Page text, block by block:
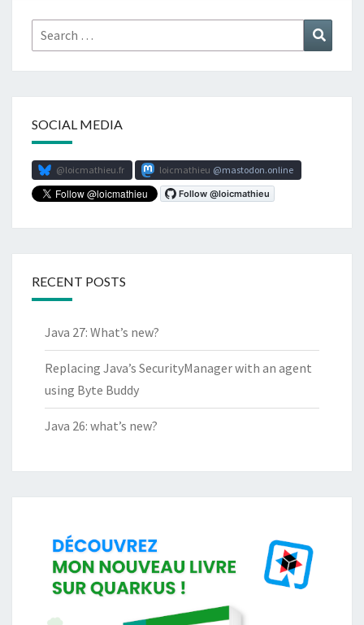
Search
for:
SOCIAL MEDIA
@loicmathieu.fr loicmathieu mastodon.online
RECENT POSTS
Java 27: What’s new?
Replacing Java’s SecurityManager with an agent
using Byte Buddy
Java 26: what’s new?